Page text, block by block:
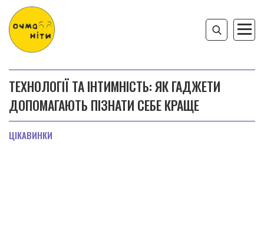
ТЕХНОЛОГІЇ ТА ІНТИМНІСТЬ: ЯК ГАДЖЕТИ
ДОПОМАГАЮТЬ ПІЗНАТИ СЕБЕ КРАЩЕ
ЦІКАВИНКИ